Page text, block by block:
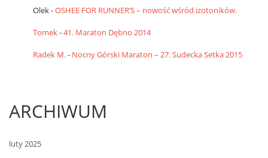
Olek-OSHEE FOR RUNNER’S – nowość wśród izotoników.
Tomek-41. Maraton Dębno 2014
Radek M.- Nocny Górski Maraton – 27. Sudecka Setka 2015
ARCHIWUM
luty 2025